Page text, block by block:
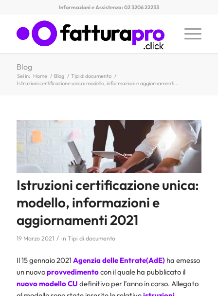
Informazioni e Assistenza: 02 3206 22233
Blog
Sei in: Home / Blog / Tipi di documento /
Istruzioni certificazione unica: modello, informazioni e aggiornamenti...
Istruzioni certificazione unica:
modello, informazioni e
aggiornamenti 2021
19 Marzo 2021 / in Tipi di documento
Il 15 gennaio 2021 Agenzia delle Entrate(AdE)ha emesso
un nuovoprovvedimentocon il quale ha pubblicato il
nuovo modello CU definitivo per l’anno in corso. Allegato